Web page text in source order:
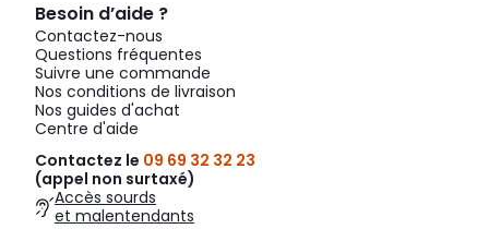
Besoin d’aide ?
Contactez-nous
Questions fréquentes
Suivre une commande
Nos conditions de livraison
Nos guides d'achat
Centre d'aide
Contactez le 09 69 32 32 23
(appel non surtaxé)
Accès sourds
et malentendants